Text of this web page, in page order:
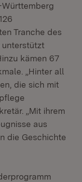
Tranche des
unterstützt
kämen 67
„Hinter all
die sich mit
„Mit ihrem
aus
die Geschichte